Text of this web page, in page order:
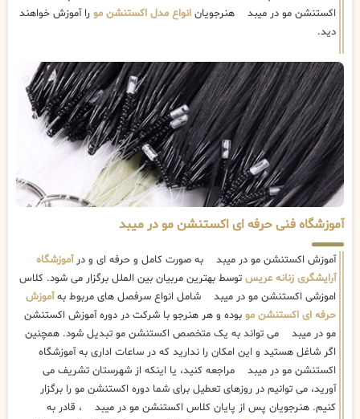
اکستنشن مو در میبد هنرجویان انواع مدل اکستنشن مو را آموزش خواهند
دید.
آموزشگاه فنی حرفه ای اکستنشن مو در میبد
آموزش اکستنشن مو در میبد به صورت کامل و حرفه ای و درآموزشگاه
آرایشگری زنانه عریس توسط بهترین مربیان بین الملل برگزار می شود. کلاس
اموزشی اکستنشن مو در میبد شامل انواع سرفصل های مربوط بهآموزش
حرفه ای اکستنشن مو بوده و هر هنرجو با شرکت در دوره آموزش اکستنشن
مو در میبد می تواند به یک متخصص اکستنشن مو تبدیل شود. همچنین
اگر شاغل هستید و این امکان را ندارید که در ساعات اداری به آموزشگاه
اکستنشن مو در میبد مراجعه کنید، یا اینکه از شهرستان تشریف می
آورید، می توانیم در روزهای تعطیل برای شما دوره اکستنشن مو را برگزار
کنیم. هنرجویان پس از پایان کلاس اکستنشن مو در میبد ، قادر به